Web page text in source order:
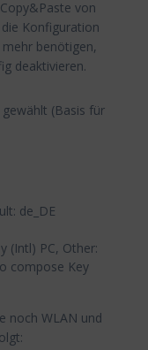
von
Konfiguration
mehr benötigen,
deaktivieren.
(Basis für
de_DE
(Intl) PC, Other:
compose Key
noch WLAN und